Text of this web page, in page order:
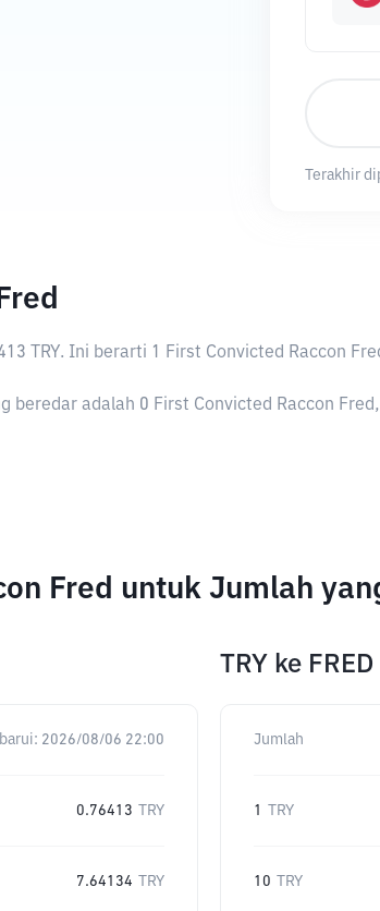
Terakhir
TRY. Ini berarti 1 First Convicted Raccon
beredar adalah 0 First Convicted Raccon
Fred untuk Jumlah
2026/08/06 22:00
0.76413 TRY
7.64134 TRY
TRY ke FRED
Jumlah
1 TRY
10 TRY